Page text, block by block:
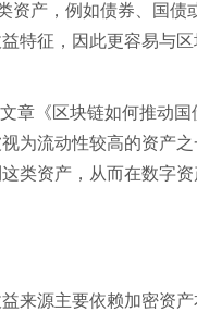
产，例如债券、国债
特征，因此更容易与
章《区块链如何推动
为流动性较高的资产
类资产，从而在数字
来源主要依赖加密资